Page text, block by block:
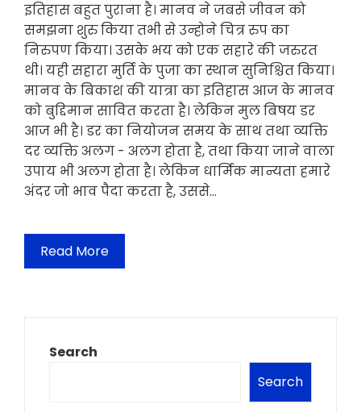
इतिहास बहुत पुराना है। मानव ने जबसे जीवन को
समझना शुरु किया तभी से उन्होने चित्र रुप का
निरुपण किया। उसके भय को एक सहारे की जरुरत
थी। यही सहारा मुर्ति के पुजा का स्थान सुनिश्चित किया।
मानव के बिकाश की यात्रा का इतिहास आज के मानव
को बुद्दिमान सावित करता है। लेकिन मुल बिषय डर
आज भी है। डर का नियोजन समय के साथ तथा व्यक्ति
दर व्यक्ति अलग - अलग होता है, तथा किया जाने वाला
उपाय भी अलग होता है। लेकिन धार्मिक मान्यता हमारे
अंदर जो भाव पैदा करता है, उससे…
Read More
Search
Search